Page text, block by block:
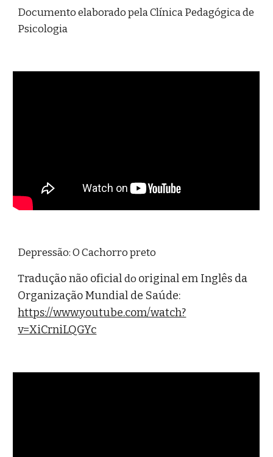
Documento elaborado pela Clínica Pedagógica de
Psicologia
Depressão: O Cachorro preto
Tradução não oficial do original em Inglês da
https://www.youtube.com/watch?
v=XiCrniLQGYc